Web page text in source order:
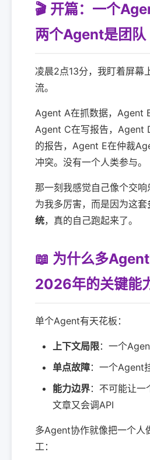
🎬 开篇：一个
两个Agent是团队
凌晨2点13分，我盯着屏幕
流。
Agent A在抓数据，Agent
Agent C在写报告，Agent
的报告，Agent E在仲裁
冲突。没有一个人类参与。
那一刻我感觉自己像个交
为我多厉害，而是因为这套
统，真的自己跑起来了。
📖 为什么多
2026年的关键能
单个Agent有天花板：
上下文局限：一个
单点故障：一个Agent
能力边界：不可能让
文章又会调API
多Agent协作就像把一个人
工：